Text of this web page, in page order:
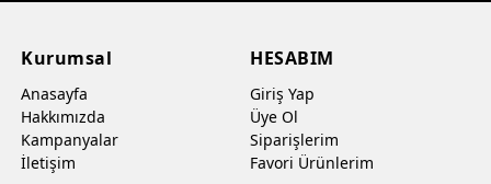
Kurumsal
Anasayfa
Hakkımızda
Kampanyalar
İletişim
HESABIM
Giriş Yap
Üye Ol
Siparişlerim
Favori Ürünlerim